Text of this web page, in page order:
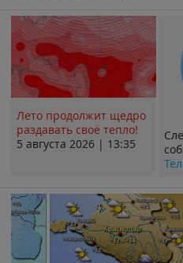
Лето продолжит щедро
раздавать своё тепло!
5 августа 2026 | 13:35